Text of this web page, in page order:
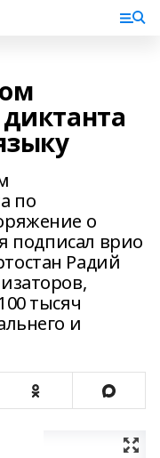
по
о
подписал врио
Радий
тысяч
и